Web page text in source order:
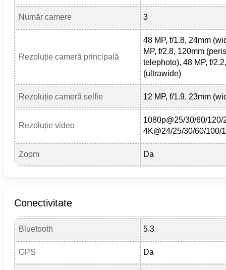
Număr camere 3
Rezoluție cameră principală
48 MP, f/1.8, 24mm
MP, f/2.8, 120mm
telephoto), 48 MP, f/
(ultrawide)
Rezoluție cameră selfie 12 MP, f/1.9, 23mm
Rezoluție video
1080p@25/30/60/120/
4K@24/25/30/60/100/
Zoom Da
Conectivitate
Bluetooth 5.3
GPS Da